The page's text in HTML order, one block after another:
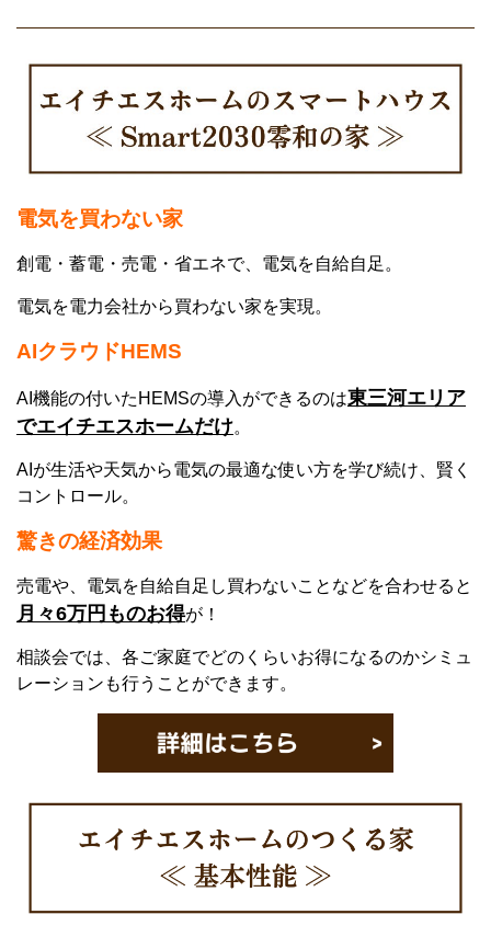
電気を買わない家
創電・蓄電・売電・省エネで、電気を自給自足。
電気を電力会社から買わない家を実現。
AIクラウドHEMS
AI機能の付いたHEMSの導入ができるのは東三河エリア
でエイチエスホームだけ。
AIが生活や天気から電気の最適な使い方を学び続け、賢く
コントロール。
驚きの経済効果
売電や、電気を自給自足し買わないことなどを合わせると
月々6万円ものお得が！
相談会では、各ご家庭でどのくらいお得になるのかシミュ
レーションも行うことができます。